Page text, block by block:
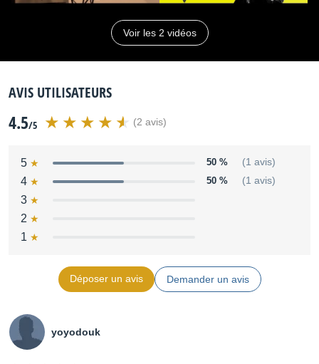
Input for optional TC-Helicon Switch-3
foot pedals for additional performance control
Voir les 2 vidéos
AVIS UTILISATEURS
4.5/5 (2 avis)
5 50 % (1 avis)
4 50 % (1 avis)
3
2
1
Déposer un avis Demander un avis
yoyodouk